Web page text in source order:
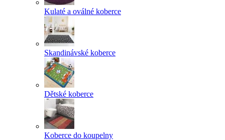
Kulaté a oválné koberce
Skandinávské koberce
Dětské koberce
Koberce do koupelny